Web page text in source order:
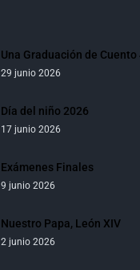
Una Graduación de Cuento
29 junio 2026
Día del niño 2026
17 junio 2026
Exámenes Finales
9 junio 2026
Nuestro Papa, León XIV
2 junio 2026